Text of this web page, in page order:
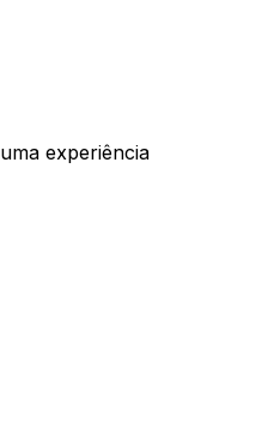
uma experiência